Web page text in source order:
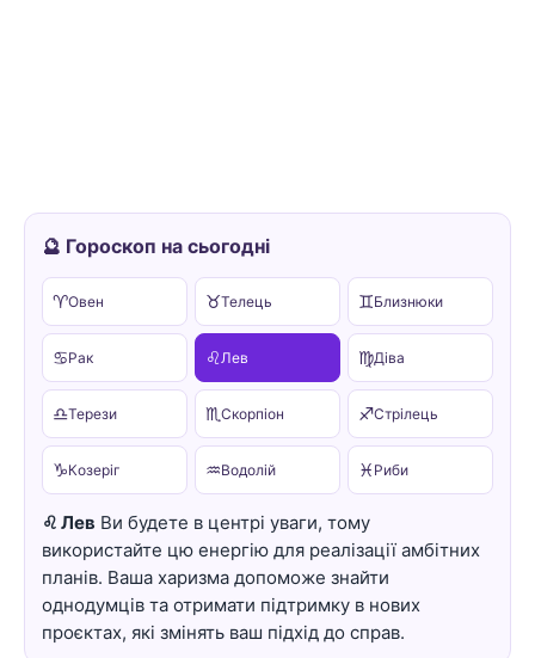
🔮 Гороскоп на сьогодні
♈Овен ♉Телець ♊Близнюки
♋Рак ♌ Лев ♍Діва
♎Терези ♏Скорпіон ♐Стрілець
♑Козеріг ♒Водолій ♓ Риби
♌ Лев Ви будете в центрі уваги, тому
використайте цю енергію для реалізації амбітних
планів. Ваша харизма допоможе знайти
однодумців та отримати підтримку в нових
проєктах, які змінять ваш підхід до справ.